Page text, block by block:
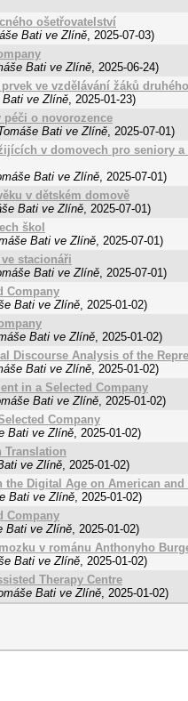
ošetřovatelství
Bati ve Zlíně 2025-07-03)
Bati ve Zlíně 2025-06-24)
ve vzdělávání žáků
Bati ve Zlíně 2025-01-23)
péči o novorozence
Bati ve Zlíně 2025-07-01 )
v domovech pro seniory
Bati ve Zlíně 2025-07-01 )
v dětském domově
Bati ve Zlíně 2025-07-01 )
škol
Bati ve Zlíně 2025-07-01 )
stacionáři
Bati ve Zlíně 2025-07-01 )
Company
Bati ve Zlíně 2025-01-02)
Bati ve Zlíně 2025-01-02)
Discourse Analysis of the
Bati ve Zlíně 2025-01-02)
in a Selected Company
Bati ve Zlíně 2025-01-02)
Company
Bati ve Zlíně 2025-01-02)
Translation
ve Zlíně 2025-01-02)
the Digital Age on American
Bati ve Zlíně 2025-01-02)
Company
Bati ve Zlíně 2025-01-02)
v románu Anthonyho
Bati ve Zlíně 2025-01-02)
Therapy Centre
Bati ve Zlíně 2025-01-02)